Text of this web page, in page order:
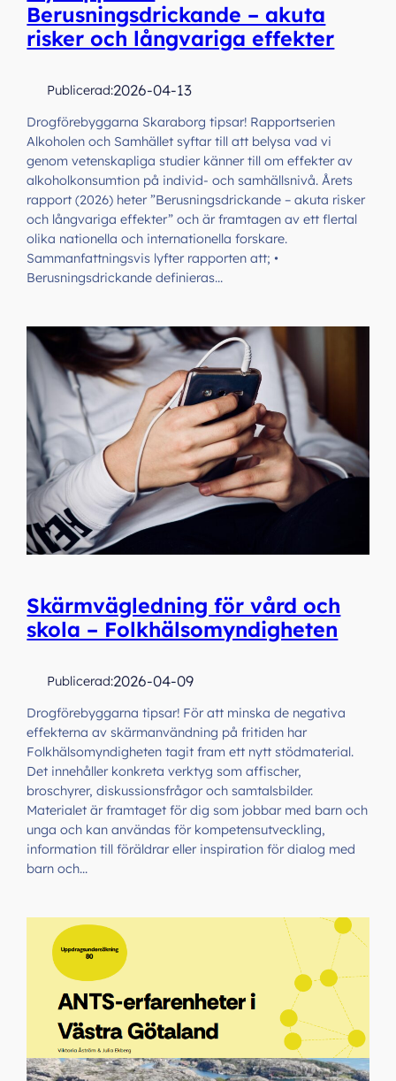
Berusningsdrickande – akuta
risker och långvariga effekter
Publicerad:2026-04-13
Drogförebyggarna Skaraborg tipsar! Rapportserien
Alkoholen och Samhället syftar till att belysa vad vi
genom vetenskapliga studier känner till om effekter av
alkoholkonsumtion på individ- och samhällsnivå. Årets
rapport (2026) heter ”Berusningsdrickande – akuta risker
och långvariga effekter” och är framtagen av ett flertal
olika nationella och internationella forskare.
Sammanfattningsvis lyfter rapporten att; •
Berusningsdrickande definieras…
Skärmvägledning för vård och
skola – Folkhälsomyndigheten
Publicerad:2026-04-09
Drogförebyggarna tipsar! För att minska de negativa
effekterna av skärmanvändning på fritiden har
Folkhälsomyndigheten tagit fram ett nytt stödmaterial.
Det innehåller konkreta verktyg som affischer,
broschyrer, diskussionsfrågor och samtalsbilder.
Materialet är framtaget för dig som jobbar med barn och
unga och kan användas för kompetensutveckling,
information till föräldrar eller inspiration för dialog med
barn och…